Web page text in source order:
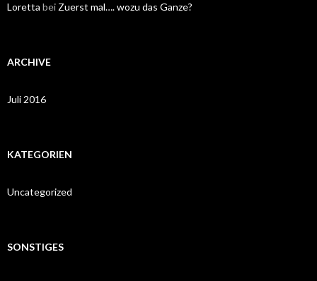
Loretta bei Zuerst mal…. wozu das Ganze?
ARCHIVE
Juli 2016
KATEGORIEN
Uncategorized
SONSTIGES